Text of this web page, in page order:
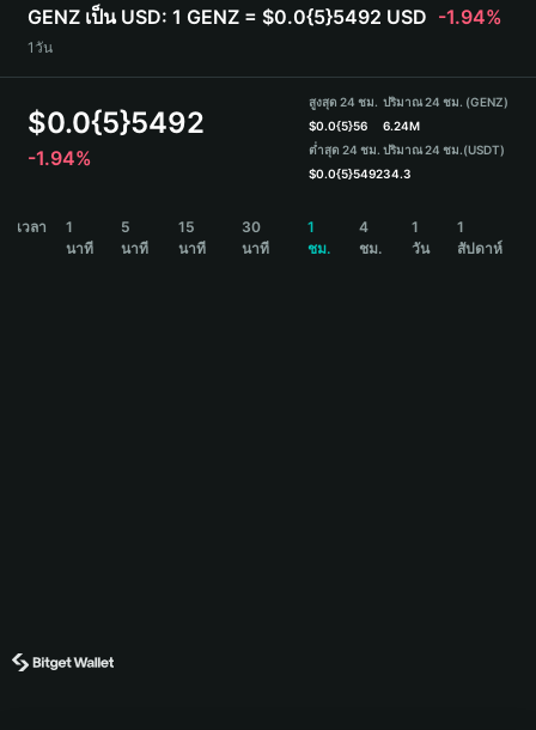
Bahasa Indonesia
ภาษาไทย
हिन्दी
Español
Português (Brasil)
GENZ เป็น USD: 1 GENZ = $0.0{5}5492 USD -1.94%
1วัน
$0.0{5}5492
-1.94%
สูงสุด 24 ชม.
$0.0{5}56
ต่ำสุด 24 ชม.
$0.0{5}5492
ปริมาณ 24 ชม. (GENZ)
6.24M
ปริมาณ 24 ชม.(USDT)
34.3
เวลา
1
นาที
5
นาที
15
นาที
30
นาที
1
ชม.
4
ชม.
1
วัน
1
สัปดาห์